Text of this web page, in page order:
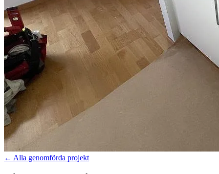
← Alla genomförda projekt